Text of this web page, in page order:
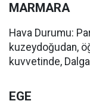
MARMARA
Hava Durumu:
kuzeydoğudan,
kuvvetinde,
EGE